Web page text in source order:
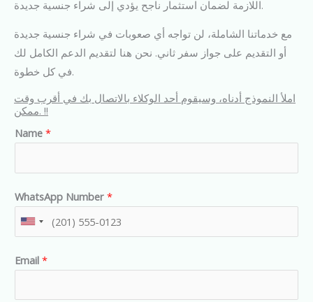
اللازمة لضمان استثمار ناجح يؤدي إلى شراء جنسية جديدة.
مع خدماتنا الشاملة، لن تواجه أي صعوبات في شراء جنسية جديدة
أو التقديم على جواز سفر ثاني. نحن هنا لتقديم الدعم الكامل لك
في كل خطوة.
املأ النموذج أدناه، وسيقوم أحد الوكلاء بالاتصال بك في أقرب وقت
ممكن. !!
Name *
WhatsApp Number *
U
i
Email *